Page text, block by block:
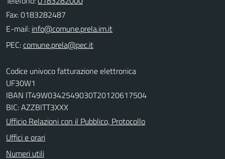
Fax: 0183282487
E-mail:
PEC:
Codice univoco fatturazione elettronica
UF30W1
IBAN IT49W0342549030T20120617504
BIC: AZZBITT3XXX
Ufficio Relazioni con il Pubblico, Protocollo
Uffici e orari
Numeri utili